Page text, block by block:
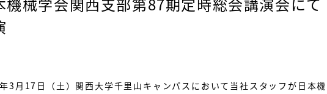
3月17日（土）関西大学千里山キャンパスにおいて当社スタッフが日本機